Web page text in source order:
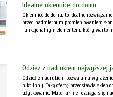
Idealne okiennice do domu
Okiennice do domu, to idealne
przed nadmiernym promieniowaniem
funkcjonalnym elementem, który warto
Odzież z nadrukiem najwyższej
Odzież z nadrukiem pozwala na
nikt inny. Taką ofertę przedstawia sklep
użytkowanie. Materiał nie rozciąga się,